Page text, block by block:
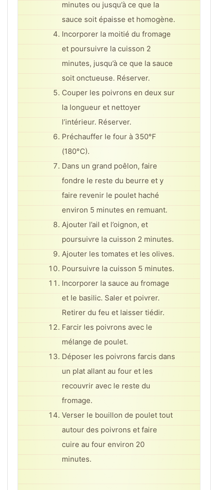
minutes ou jusqu’à ce que la
sauce soit épaisse et homogène.
Incorporer la moitié du fromage
et poursuivre la cuisson 2
minutes, jusqu’à ce que la sauce
soit onctueuse. Réserver.
Couper les poivrons en deux sur
la longueur et nettoyer
l’intérieur. Réserver.
Préchauffer le four à 350°F
(180°C).
Dans un grand poêlon, faire
fondre le reste du beurre et y
faire revenir le poulet haché
environ 5 minutes en remuant.
Ajouter l’ail et l’oignon, et
poursuivre la cuisson 2 minutes.
Ajouter les tomates et les olives.
Poursuivre la cuisson 5 minutes.
Incorporer la sauce au fromage
et le basilic. Saler et poivrer.
Retirer du feu et laisser tiédir.
Farcir les poivrons avec le
mélange de poulet.
Déposer les poivrons farcis dans
un plat allant au four et les
recouvrir avec le reste du
fromage.
Verser le bouillon de poulet tout
autour des poivrons et faire
cuire au four environ 20
minutes.